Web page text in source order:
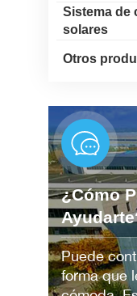
Sistema de
solares
Otros
¿Cómo
Puede
forma que